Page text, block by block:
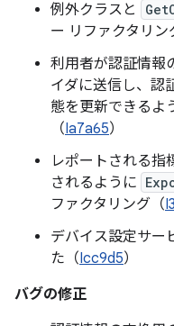
例外クラスと
ー リファクタリン
利用者が認証情報
イダに送信し、認
態を更新できるよ
（Ia7a65）
レポートされる指
されるように
ファクタリング（
デバイス設定サー
た（Icc9d5）
バグの修正